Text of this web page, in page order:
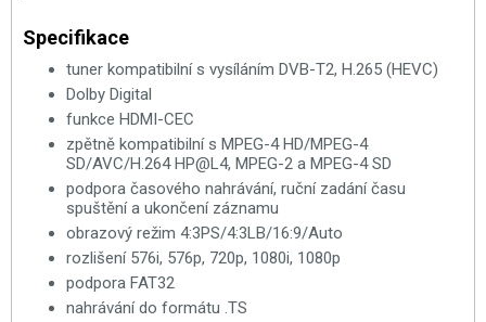
Specifikace
tuner kompatibilní s vysíláním DVB-T2, H.265 (HEVC)
Dolby Digital
funkce HDMI-CEC
zpětně kompatibilní s MPEG-4 HD/MPEG-4
SD/AVC/H.264 HP@L4, MPEG-2 a MPEG-4 SD
podpora časového nahrávání, ruční zadání času
spuštění a ukončení záznamu
obrazový režim 4:3PS/4:3LB/16:9/Auto
rozlišení 576i, 576p, 720p, 1080i, 1080p
podpora FAT32
nahrávání do formátu .TS